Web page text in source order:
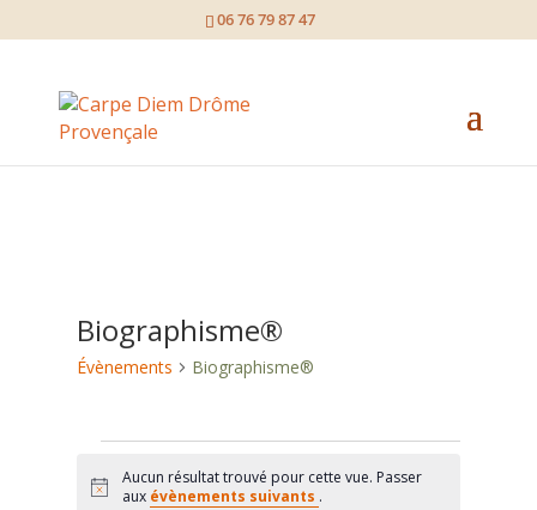
06 76 79 87 47
Biographisme®
Évènements Biographisme®
Évènements
Notice
Aucun résultat trouvé pour cette vue. Passer
aux évènements suivants .